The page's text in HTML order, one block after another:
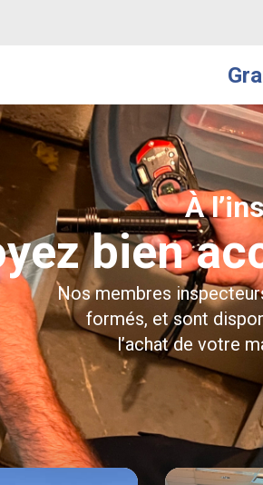
À
bien
Nos membres
formés, et sont
l’achat de votre